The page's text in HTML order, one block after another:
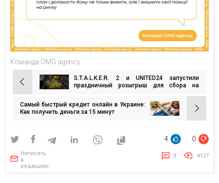
Команда OMG agency
Навигация
по
записям
S.T.A.L.K.E.R. 2 и UNITED24 запустили
праздничный розыгрыш для сбора на
Самый быстрый кредит онлайн в Украине:
Как получить деньги за 15 минут
4 0
Написать
в
редакцию
0 4127